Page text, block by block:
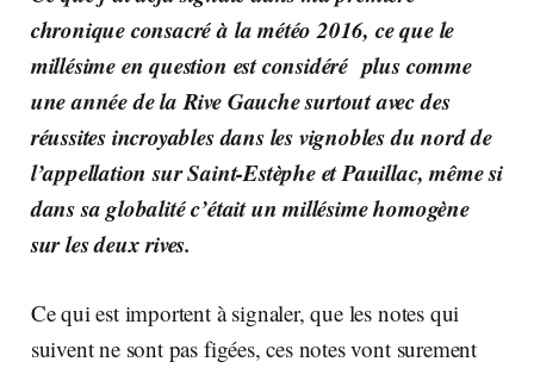
chronique consacré à la météo 2016, ce que le
millésime en question est considéré plus comme
une année de la Rive Gauche surtout avec des
réussites incroyables dans les vignobles du nord de
l’appellation sur Saint-Estèphe et Pauillac, même si
dans sa globalité c’était un millésime homogène
sur les deux rives.
Ce qui est importent à signaler, que les notes qui
suivent ne sont pas figées, ces notes vont surement